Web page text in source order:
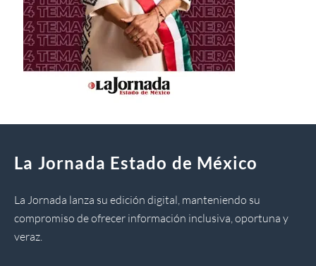
La Jornada Estado de México
La Jornada lanza su edición digital, manteniendo su
compromiso de ofrecer información inclusiva, oportuna y
veraz.